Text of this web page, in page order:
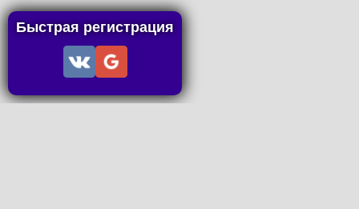
Быстрая регистрация